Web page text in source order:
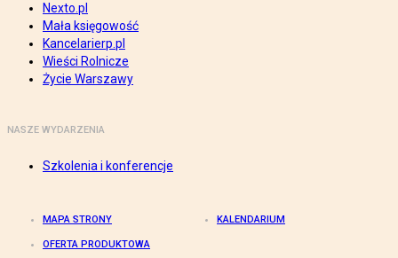
Nexto.pl
Mała księgowość
Kancelarierp.pl
Wieści Rolnicze
Życie Warszawy
NASZE WYDARZENIA
Szkolenia i konferencje
MAPA STRONY KALENDARIUM
OFERTA PRODUKTOWA